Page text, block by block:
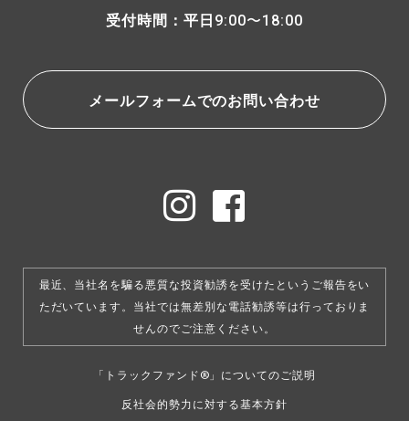
受付時間：平日 9:00〜18:00
メールフォームでのお問い合わせ
最近、当社名を騙る悪質な投資勧誘を受けたというご報告をい
ただいています。 当社では無差別な電話勧誘等は行っておりま
せんのでご注意ください。
「トラックファンド®」についてのご説明
反社会的勢力に対する基本方針